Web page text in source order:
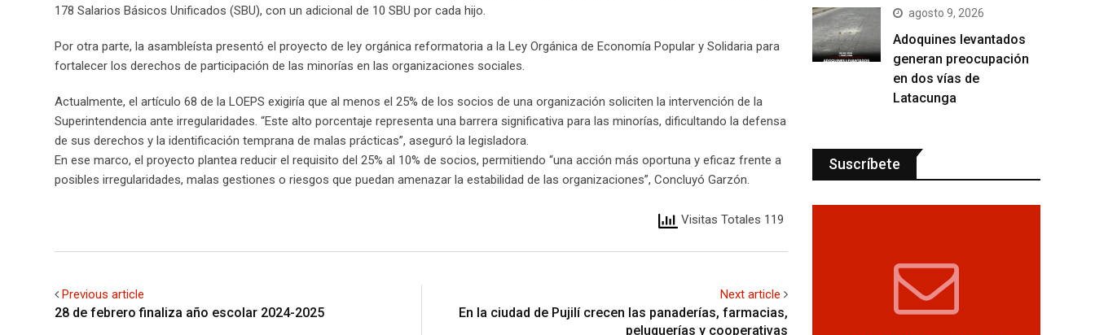
178 Salarios Básicos Unificados (SBU), con un adicional de 10 SBU por cada hijo.
Por otra parte, la asambleísta presentó el proyecto de ley orgánica reformatoria a la Ley Orgánica de Economía Popular y Solidaria para
fortalecer los derechos de participación de las minorías en las organizaciones sociales.
Actualmente, el artículo 68 de la LOEPS exigiría que al menos el 25% de los socios de una organización soliciten la intervención de la
Superintendencia ante irregularidades. “Este alto porcentaje representa una barrera significativa para las minorías, dificultando la defensa
de sus derechos y la identificación temprana de malas prácticas”, aseguró la legisladora.
En ese marco, el proyecto plantea reducir el requisito del 25% al 10% de socios, permitiendo “una acción más oportuna y eficaz frente a
posibles irregularidades, malas gestiones o riesgos que puedan amenazar la estabilidad de las organizaciones”, Concluyó Garzón.
Visitas Totales 119
Previous article
28 de febrero finaliza año escolar 2024-2025
Next article
En la ciudad de Pujilí crecen las panaderías, farmacias,
peluquerías y cooperativas
agosto 9, 2026
Adoquines levantados
generan preocupación
en dos vías de
Latacunga
Suscríbete